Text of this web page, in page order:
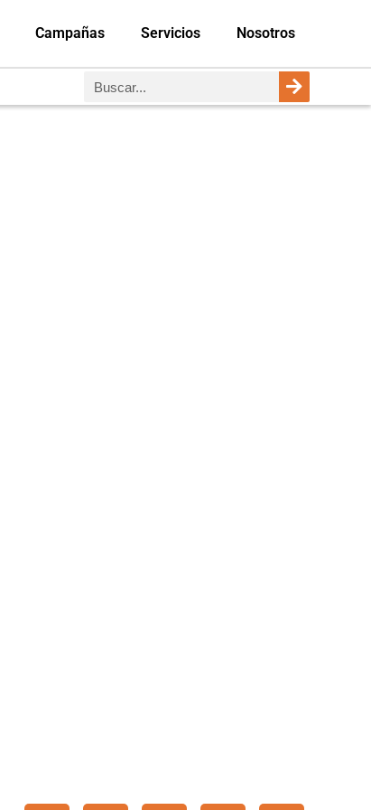
Campañas Servicios Nosotros